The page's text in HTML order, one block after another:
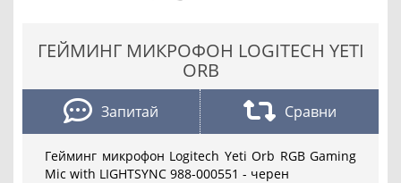
ГЕЙМИНГ МИКРОФОН LOGITECH YETI
ORB
Запитай Сравни
Гейминг микрофон Logitech Yeti Orb RGB Gaming
Mic with LIGHTSYNC 988-000551 - черен